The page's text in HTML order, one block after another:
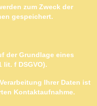
zum Zweck der
gespeichert.
der Grundlage eines
lit. f DSGVO).
Ihrer Daten ist
Kontaktaufnahme.